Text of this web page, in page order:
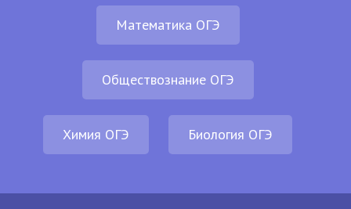
Математика ОГЭ
Обществознание ОГЭ
Химия ОГЭ Биология ОГЭ